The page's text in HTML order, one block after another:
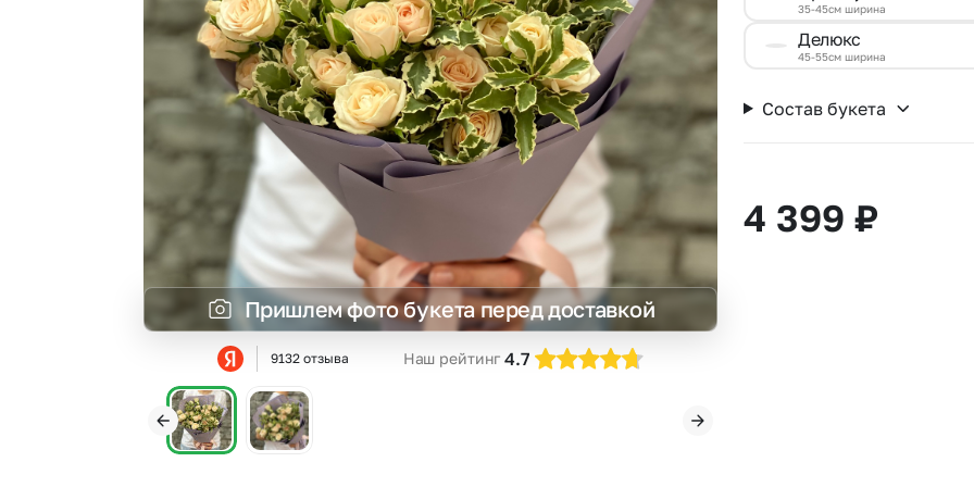
Гвоздики
Георгины
Гипсофила
Гортензии
Каллы
Статица
Суккуленты
Фрезия
Эустома
Хиты продаж
Все категории
Пришлем фото букета перед доставкой
9132 отзыва Наш рейтинг 4.7
35-45см ширина
Делюкс
45-55см ширина
Состав букета
4 399 ₽